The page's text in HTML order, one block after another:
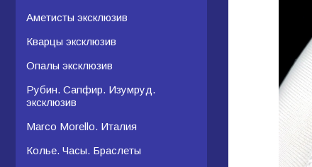
Аметисты эксклюзив
Кварцы эксклюзив
Опалы эксклюзив
Рубин. Сапфир. Изумруд.
эксклюзив
Marco Morello. Италия
Колье. Часы. Браслеты